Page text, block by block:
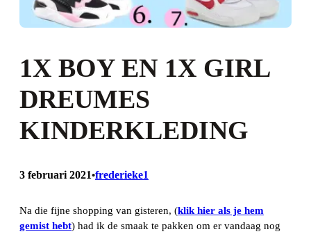
1X BOY EN 1X GIRL
DREUMES
KINDERKLEDING
3 februari 2021•frederieke1
Na die fijne shopping van gisteren, (klik hier als je hem
gemist hebt) had ik de smaak te pakken om er vandaag nog